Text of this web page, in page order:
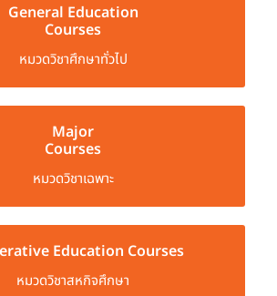
General Education
Courses
หมวดวิชาศึกษาทั่วไป
Major
Courses
หมวดวิชาเฉพาะ
Education Courses
หมวดวิชาสหกิจศึกษา